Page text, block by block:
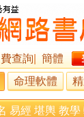
查詢
簡體
命理軟體
易經 堪輿 教學